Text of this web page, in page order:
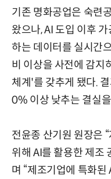
기존 명화공업은 숙련
왔으나, AI 도입 이후
하는 데이터를 실시간
비 이상을 사전에 감지
체계'를 갖추게 됐다.
0% 이상 낮추는 결실
전윤종 산기원 원장은
위해 AI를 활용한 제조
며 “제조기업에 특화된